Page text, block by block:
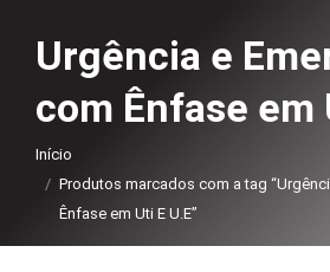
Urgência e
com Ênfase em
Você está aqui:
Início
Produtos marcados com a tag
Ênfase em Uti E U.E”